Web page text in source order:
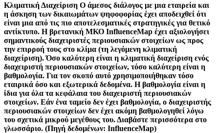
Κλιματική Διαχείριση Ο άμεσος διάλογος με μια εταιρεία και
η άσκηση των δικαιωμάτων ψηφοφορίας έχει αποδειχθεί ότι
είναι μια από τις πιο αποτελεσματικές στρατηγικές για θετικό
αντίκτυπο. Η βρετανική ΜΚΟ InfluenceMap έχει αξιολογήσει
σημαντικούς διαχειριστές περιουσιακών στοιχείων ως προς
την επιρροή τους στο κλίμα (τη λεγόμενη κλιματική
διαχείριση). Όσο καλύτερη είναι η κλιματική διαχείριση ενός
διαχειριστή περιουσιακών στοιχείων, τόσο καλύτερη είναι η
βαθμολογία. Για τον σκοπό αυτό χρησιμοποιήθηκαν τόσο
εταιρικά όσο και εξωτερικά δεδομένα. Η βαθμολογία είναι η
ίδια για όλα τα κεφάλαια του διαχειριστή περιουσιακών
στοιχείων. Εάν ένα ταμείο δεν έχει βαθμολογία, ο διαχειριστής
περιουσιακών στοιχείων δεν έχει ακόμη βαθμολογηθεί λόγω
του σχετικά μικρού μεγέθους του. Διαβάστε περισσότερα στο
γλωσσάριο. (Πηγή δεδομένων: InfluenceMap)